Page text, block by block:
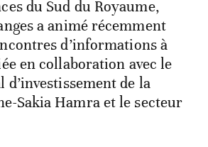
du Sud du Royaume,
a animé récemment
d’informations à
en collaboration avec le
d’investissement de la
Sakia Hamra et le secteur